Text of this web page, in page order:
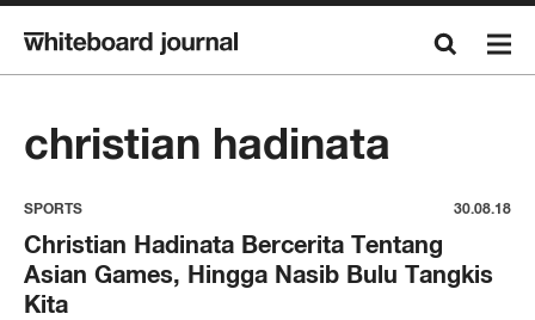
christian hadinata
SPORTS 30.08.18
Christian Hadinata Bercerita Tentang
Asian Games, Hingga Nasib Bulu Tangkis
Kita